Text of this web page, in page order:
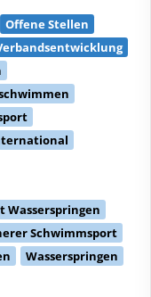
Offene Stellen
Wasserspringen
Schwimmsport
Wasserspringen